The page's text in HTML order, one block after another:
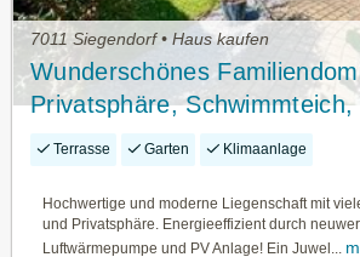
7011 Siegendorf • Haus kaufen
Wunderschönes
Privatsphäre, Schwimmteich,
Nebengebäude für Business /
Terrasse Garten Klimaanlage
Hochwertige und moderne Liegenschaft mit
und Privatsphäre. Energieeffizient durch
Luftwärmepumpe und PV Anlage! Ein Juwel...